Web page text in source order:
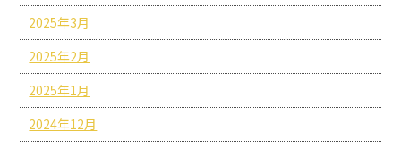
2025年3月
2025年2月
2025年1月
2024年12月